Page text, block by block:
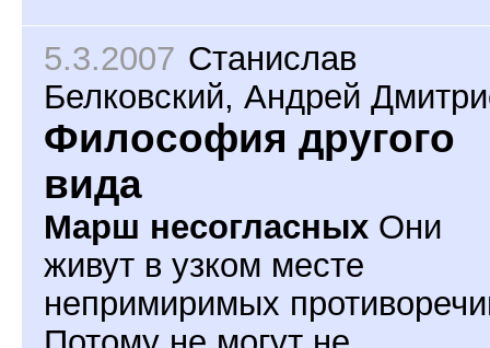
5.3.2007 Станислав
Белковский, Андрей
Философия другого
вида
Марш несогласных Они
живут в узком месте
непримиримых